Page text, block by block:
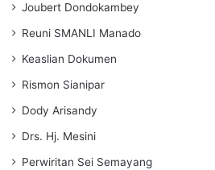
Joubert Dondokambey
Reuni SMANLI Manado
Keaslian Dokumen
Rismon Sianipar
Dody Arisandy
Drs. Hj. Mesini
Perwiritan Sei Semayang